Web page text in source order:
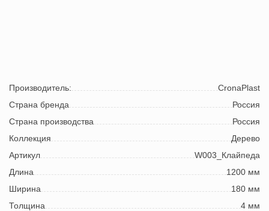
Производитель:
CronaPlast
Страна бренда
Россия
Страна производства
Россия
Коллекция
Дерево
Артикул
W003_Клайпеда
Длина
1200 мм
Ширина
180 мм
Толщина
4 мм